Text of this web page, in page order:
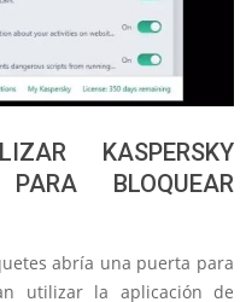
KASPERSKY
BLOQUEAR
abría una puerta para
utilizar la aplicación de